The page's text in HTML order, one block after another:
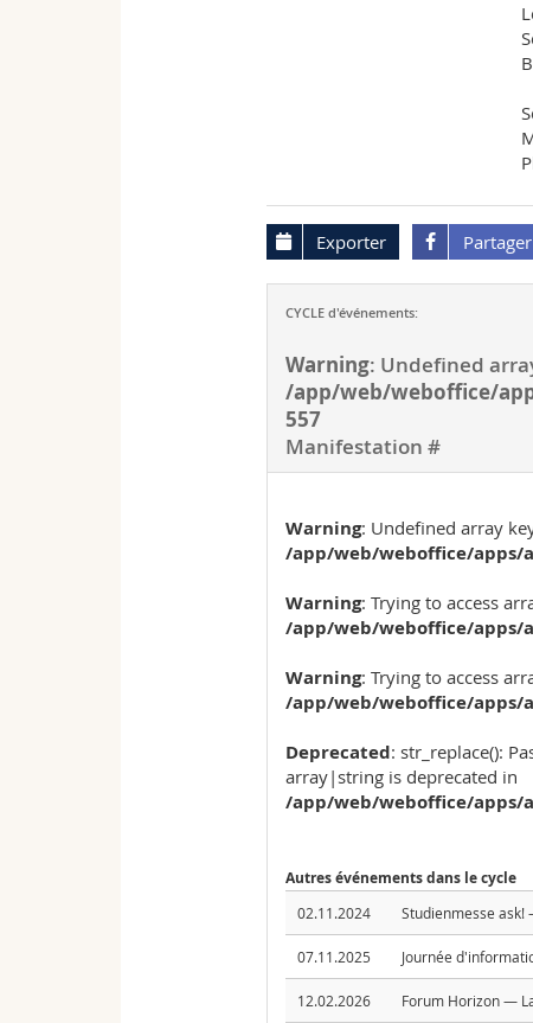
Exporter Partager
CYCLE d'événements:
Warning: Undefined
/app/web/weboffice/
557
Manifestation #
Warning: Undefined array
/app/web/weboffice/
Warning: Trying to access
/app/web/weboffice/
Warning: Trying to access
/app/web/weboffice/
Deprecated: str_replace():
array|string is deprecated in
/app/web/weboffice/
Autres événements dans le cycle
02.11.2024 Studienmesse ask!
07.11.2025 Journée
12.02.2026 Forum Horizon —